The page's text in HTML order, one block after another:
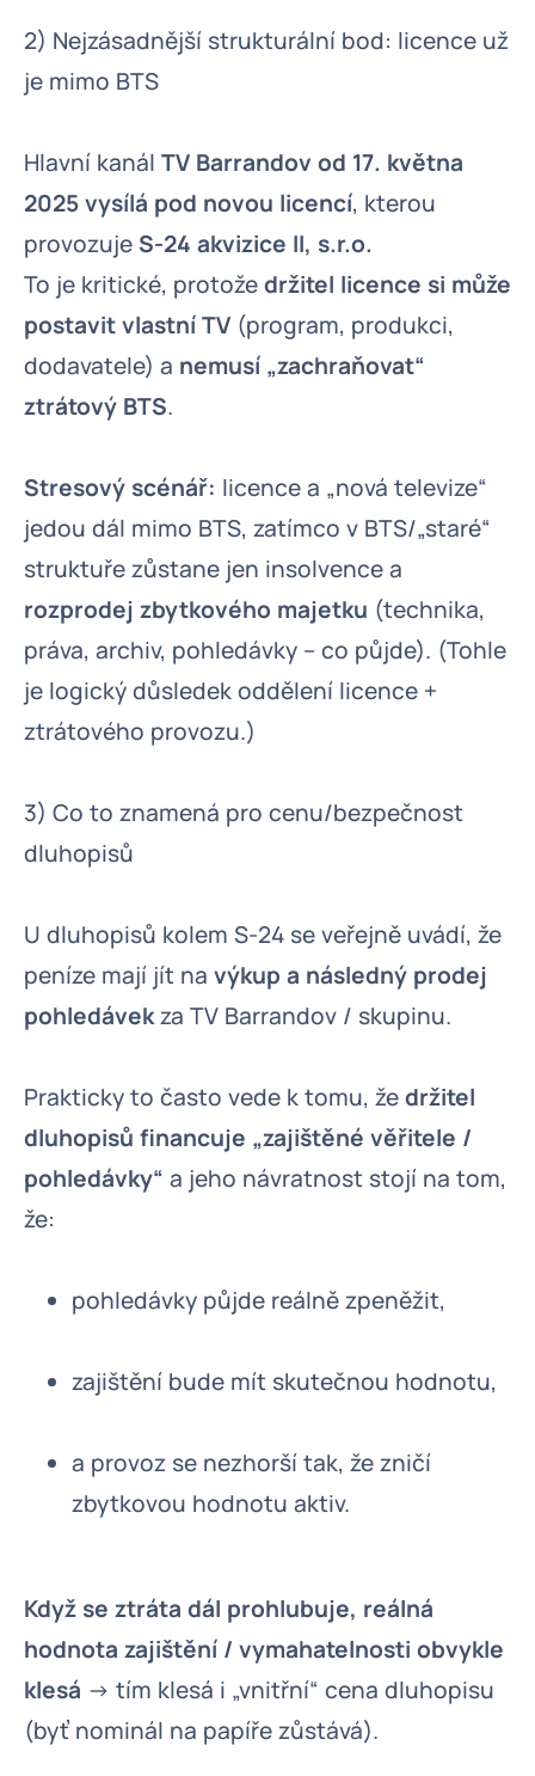
2) Nejzásadnější strukturální bod: licence už
je mimo BTS
Hlavní kanál TV Barrandov od 17. května
2025 vysílá pod novou licencí, kterou
provozuje S-24 akvizice II, s.r.o.
To je kritické, protožedržitel licence si může
postavit vlastní TV (program, produkci,
dodavatele) a nemusí „zachraňovat“
ztrátový BTS.
Stresový scénář: licence a „nová televize“
jedou dál mimo BTS, zatímco v BTS/„staré“
struktuře zůstane jen insolvence a
rozprodej zbytkového majetku (technika,
práva, archiv, pohledávky – co půjde). (Tohle
je logický důsledek oddělení licence +
ztrátového provozu.)
3) Co to znamená pro cenu/bezpečnost
dluhopisů
U dluhopisů kolem S-24 se veřejně uvádí, že
peníze mají jít na výkup a následný prodej
pohledávekza TV Barrandov / skupinu.
Prakticky to často vede k tomu, žedržitel
dluhopisů financuje „zajištěné věřitele /
pohledávky“ a jeho návratnost stojí na tom,
že:
pohledávky půjde reálně zpeněžit,
zajištění bude mít skutečnou hodnotu,
a provoz se nezhorší tak, že zničí
zbytkovou hodnotu aktiv.
Když se ztráta dál prohlubuje, reálná
hodnota zajištění / vymahatelnosti obvykle
klesá → tím klesá i „vnitřní“ cena dluhopisu
(byť nominál na papíře zůstává).